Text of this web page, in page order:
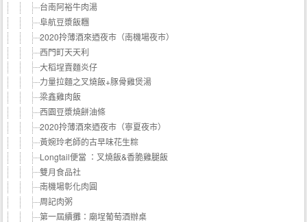
台南阿裕牛肉湯
阜航豆漿飯糰
2020拎薄酒來迺夜市（南機場夜市）
西門町天天利
大稻埕賣麵炎仔
力量拉麵之叉燒飯+豚骨雞煲湯
梁鑫雞肉飯
西園豆漿燒餅油條
2020拎薄酒來迺夜市（寧夏夜市）
黃婉玲老師的古早味花生粽
Longtail便當 ：叉燒飯&香脆雞腿飯
雙月食品社
南機場彰化肉圓
周記肉粥
第一屆續攤：廟埕葡萄酒辦桌